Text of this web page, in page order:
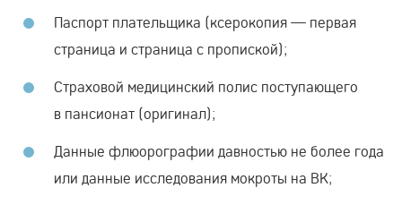
Паспорт плательщика (ксерокопия — первая
страница и страница с пропиской);
Страховой медицинский полис поступающего
в пансионат (оригинал);
Данные флюорографии давностью не более года
или данные исследования мокроты на ВК;